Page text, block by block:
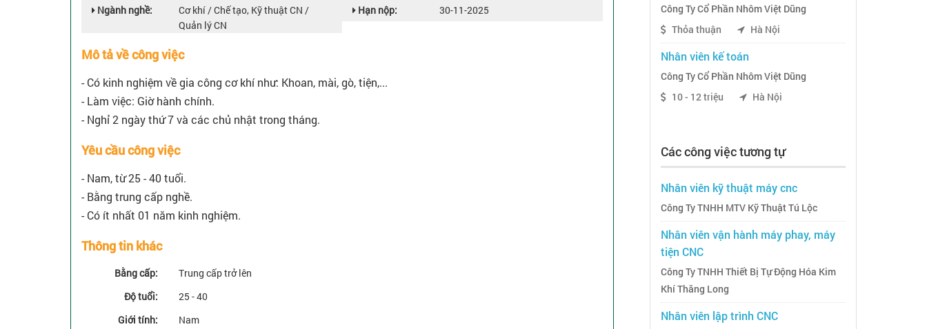
Ngành nghề:
Cơ khí / Chế tạo, Kỹ thuật CN /
Quản lý CN
Hạn nộp:
30-11-2025
Mô tả về công việc
- Có kinh nghiệm về gia công cơ khí như: Khoan, mài, gò, tiện,...
- Làm việc: Giờ hành chính.
- Nghỉ 2 ngày thứ 7 và các chủ nhật trong tháng.
Yêu cầu công việc
- Nam, từ 25 - 40 tuổi.
- Bằng trung cấp nghề.
- Có ít nhất 01 năm kinh nghiệm.
Thông tin khác
Bằng cấp:
Trung cấp trở lên
Độ tuổi:
25 - 40
Giới tính:
Nam
Công Ty Cổ Phần Nhôm Việt Dũng
Thỏa thuận
Hà Nội
Nhân viên kế toán
Công Ty Cổ Phần Nhôm Việt Dũng
10 - 12 triệu
Hà Nội
Các công việc tương tự
Nhân viên kỹ thuật máy cnc
Công Ty TNHH MTV Kỹ Thuật Tú Lộc
Nhân viên vận hành máy phay, máy
tiện CNC
Công Ty TNHH Thiết Bị Tự Động Hóa Kim
Khí Thăng Long
Nhân viên lập trình CNC